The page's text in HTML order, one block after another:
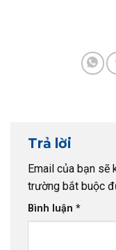
Trả lời
Email của bạn sẽ
trường bắt buộc
Bình luận *